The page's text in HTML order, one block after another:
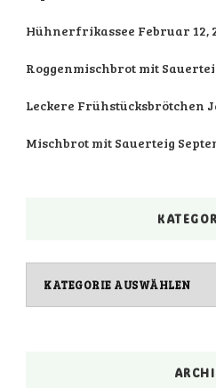
Hühnerfrikassee Februar 12,
Roggenmischbrot mit
Leckere Frühstücksbrötchen
Mischbrot mit Sauerteig